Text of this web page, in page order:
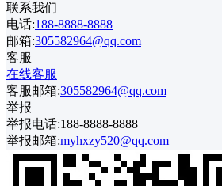
联系我们
电话:188-8888-8888
邮箱:305582964@qq.com
客服
在线客服
客服邮箱:305582964@qq.com
举报
举报电话:188-8888-8888
举报邮箱:myhxzy520@qq.com